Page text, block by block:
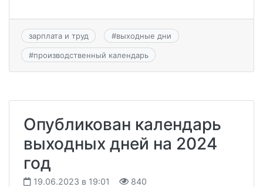
зарплата и труд #выходные дни
#производственный календарь
Опубликован календарь
выходных дней на 2024
год
19.06.2023 в 19:01 840